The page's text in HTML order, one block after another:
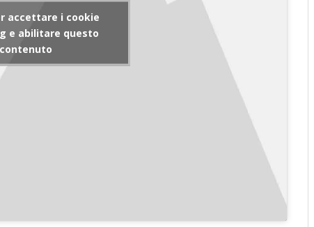
accettare i cookie
e abilitare questo
contenuto